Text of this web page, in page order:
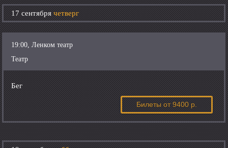
17 сентябрячетверг
19:00, Ленком театр
Театр
Бег
Билеты от 9400 р.